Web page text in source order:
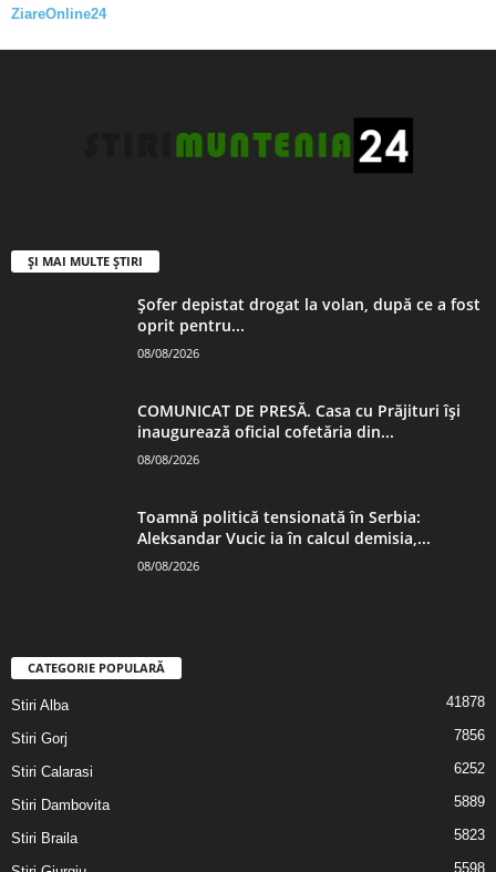
ZiareOnline24
ȘI MAI MULTE ȘTIRI
Șofer depistat drogat la volan, după ce a fost
oprit pentru...
08/08/2026
COMUNICAT DE PRESĂ. Casa cu Prăjituri își
inaugurează oficial cofetăria din...
08/08/2026
Toamnă politică tensionată în Serbia:
Aleksandar Vucic ia în calcul demisia,...
08/08/2026
CATEGORIE POPULARĂ
Stiri Alba 41878
Stiri Gorj 7856
Stiri Calarasi 6252
Stiri Dambovita 5889
Stiri Braila 5823
5598